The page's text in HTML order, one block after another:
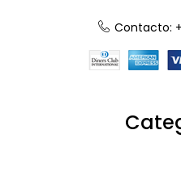
Contacto: